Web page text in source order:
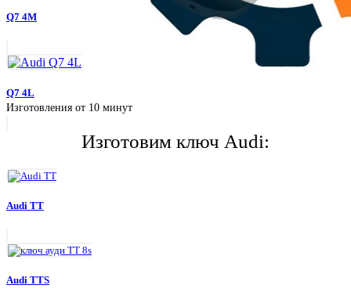
Изготовления от 10 минут
Q7 4M
Q7 4L
Изготовим ключ Audi:
Audi TT
Audi TTS